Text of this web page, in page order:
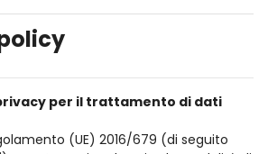
per il trattamento di dati
(UE) 2016/679 (di seguito